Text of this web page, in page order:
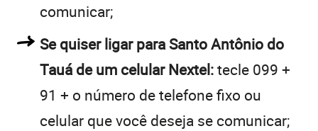
comunicar;
Se quiser ligar para Santo Antônio do
Tauá de um celular Nextel:tecle 099 +
91 + o número de telefone fixo ou
celular que você deseja se comunicar;